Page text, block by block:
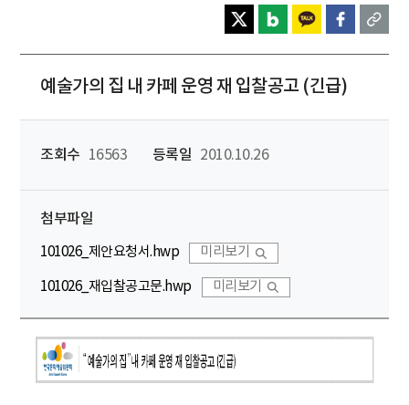
예술가의 집 내 카페 운영 재 입찰공고 (긴급)
조회수 16563 등록일 2010.10.26
첨부파일
101026_제안요청서.hwp 미리보기
101026_재입찰공고문.hwp 미리보기